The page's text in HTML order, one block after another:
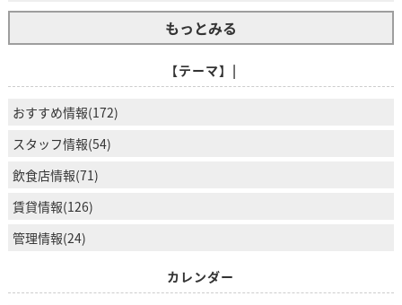
もっとみる
【テーマ】|
おすすめ情報(172)
スタッフ情報(54)
飲食店情報(71)
賃貸情報(126)
管理情報(24)
カレンダー